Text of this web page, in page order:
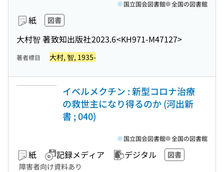
紙 図書
大村智 著致知出版社2023.6<KH971-M47127>
国立国会図書館 全国の図書館
著者標目 大村, 智, 1935-
イベルメクチン : 新型コロナ治療
の救世主になり得るのか (河出新
書 ; 040)
紙 記録メディア デジタル
図書
障害者向け資料あり
国立国会図書館 全国の図書館